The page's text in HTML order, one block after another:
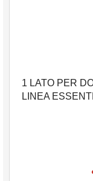
1 LATO PER
LINEA